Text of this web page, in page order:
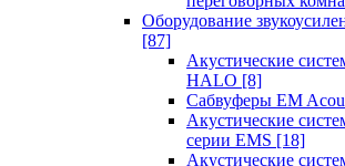
Оборудование
[87]
Акустические
HALO [8]
Сабвуферы EM
Акустические
серии EMS [18]
Акустические